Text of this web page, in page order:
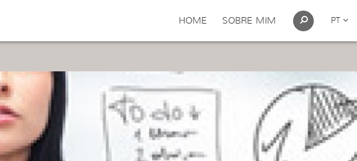
HOME SOBRE MIM PT